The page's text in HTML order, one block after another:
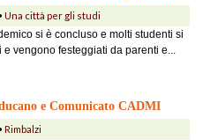
Una città per gli studi
si è concluso e molti studenti si
vengono festeggiati da parenti e...
e Comunicato CADMI
Rimbalzi